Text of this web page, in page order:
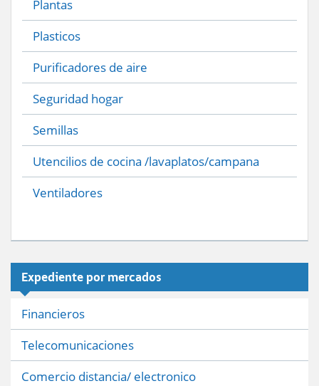
Plantas
Plasticos
Purificadores de aire
Seguridad hogar
Semillas
Utencilios de cocina /lavaplatos/campana
Ventiladores
Expediente por mercados
Financieros
Telecomunicaciones
Comercio distancia/ electronico